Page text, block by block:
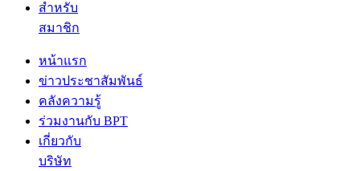
สำหรับ
สมาชิก
หน้าแรก
ข่าวประชาสัมพันธ์
คลังความรู้
ร่วมงานกับ BPT
เกี่ยวกับ
บริษัท